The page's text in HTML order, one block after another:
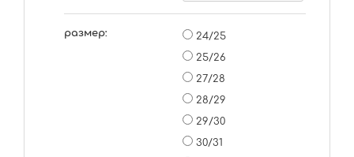
размер:
24/25
25/26
27/28
28/29
29/30
30/31